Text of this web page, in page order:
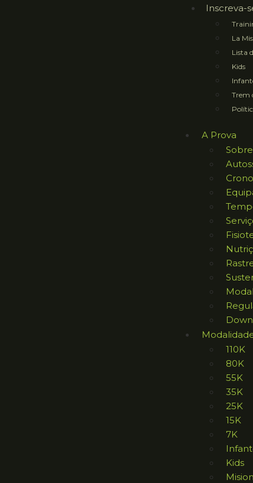
Inscreva-
La
Lista
Kids
Trem
A Prova
110K
80K
55K
35K
25K
15K
7K
Kids